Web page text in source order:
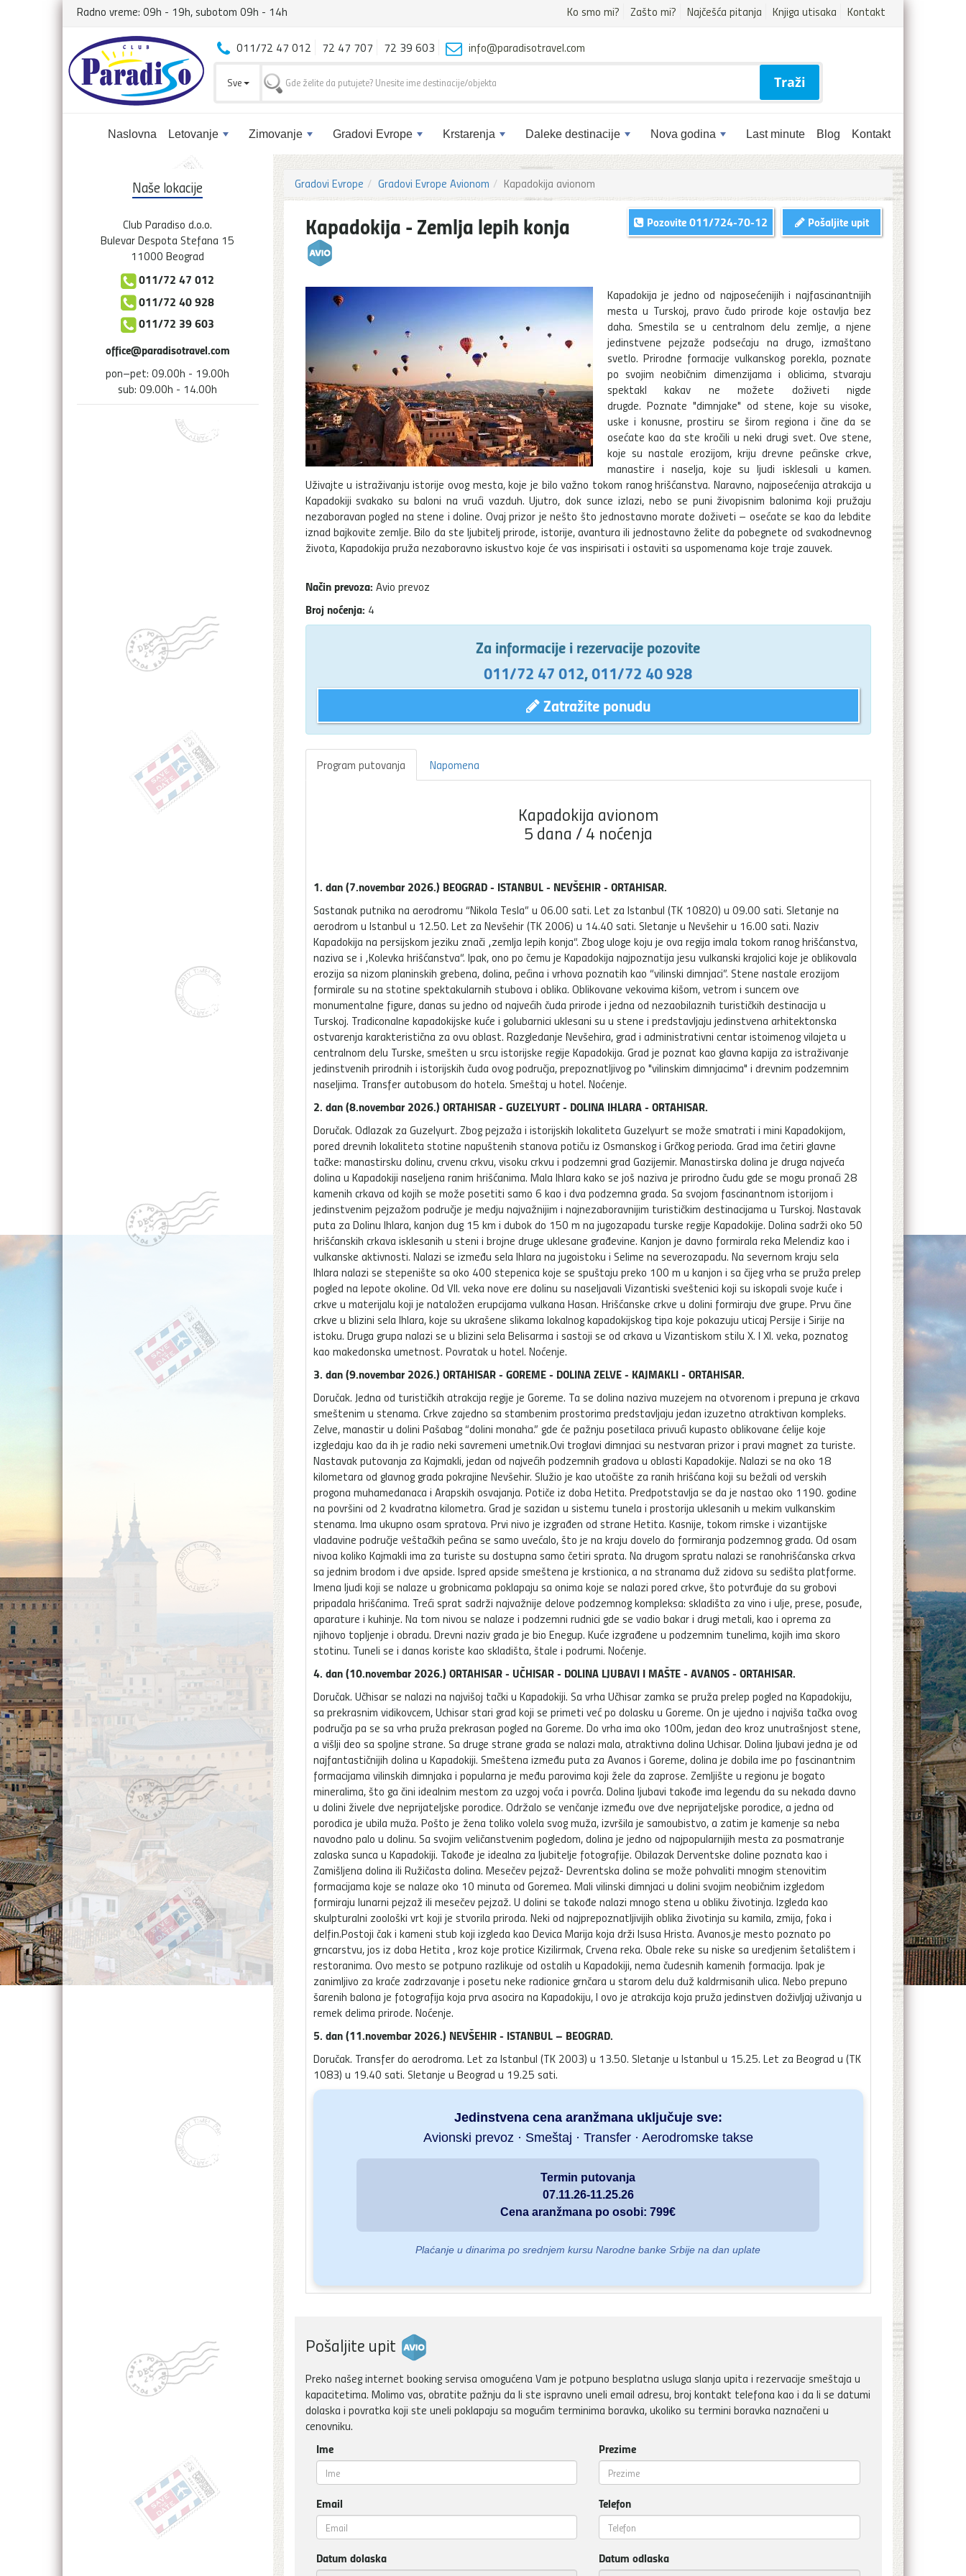
Radno vreme: 09h - 19h, subotom 09h - 14h Ko smo mi? Zašto mi? Najčešća pitanja Knjiga utisaka Kontakt
Naslovna Letovanje Zimovanje Gradovi Evrope Krstarenja Daleke destinacije Nova godina Last minute Blog Kontakt
011/72 47 012 72 47 707 72 39 603 info@paradisotravel.com
Sve Traži
Naše lokacije
Club Paradiso d.o.o.
Bulevar Despota Stefana 15
11000 Beograd
011/72 47 012
011/72 40 928
011/72 39 603
office@paradisotravel.com
pon–pet: 09.00h - 19.00h
sub: 09.00h - 14.00h
Gradovi Evrope Gradovi Evrope Avionom Kapadokija avionom
Kapadokija - Zemlja lepih konja Pošaljite upit
Pozovite011/724-70-12
Kapadokija je jedno od najposećenijih i najfascinantnijih
mesta u Turskoj, pravo čudo prirode koje ostavlja bez
daha. Smestila se u centralnom delu zemlje, a njene
jedinstvene pejzaže podsećaju na drugo, izmaštano
svetlo. Prirodne formacije vulkanskog porekla, poznate
po svojim neobičnim dimenzijama i oblicima, stvaraju
spektakl kakav ne možete doživeti nigde
drugde. Poznate "dimnjake" od stene, koje su visoke,
uske i konusne, prostiru se širom regiona i čine da se
osećate kao da ste kročili u neki drugi svet. Ove stene,
koje su nastale erozijom, kriju drevne pećinske crkve,
manastire i naselja, koje su ljudi isklesali u kamen.
Uživajte u istraživanju istorije ovog mesta, koje je bilo važno tokom ranog hrišćanstva. Naravno, najposećenija atrakcija u
Kapadokiji svakako su baloni na vrući vazduh. Ujutro, dok sunce izlazi, nebo se puni živopisnim balonima koji pružaju
nezaboravan pogled na stene i doline. Ovaj prizor je nešto što jednostavno morate doživeti – osećate se kao da lebdite
iznad bajkovite zemlje. Bilo da ste ljubitelj prirode, istorije, avantura ili jednostavno želite da pobegnete od svakodnevnog
života, Kapadokija pruža nezaboravno iskustvo koje će vas inspirisati i ostaviti sa uspomenama koje traje zauvek.
Način prevoza: Avio prevoz
Broj noćenja: 4
Za informacije i rezervacije pozovite
011/72 47 012,011/72 40 928
Zatražite ponudu
Program putovanja Napomena
Kapadokija avionom
5 dana / 4 noćenja
1. dan (7.novembar 2026.) BEOGRAD - ISTANBUL - NEVŠEHIR - ORTAHISAR.
Sastanak putnika na aerodromu “Nikola Tesla” u 06.00 sati. Let za Istanbul (TK 10820) u 09.00 sati. Sletanje na
aerodrom u Istanbul u 12.50. Let za Nevšehir (TK 2006) u 14.40 sati. Sletanje u Nevšehir u 16.00 sati. Naziv
Kapadokija na persijskom jeziku znači „zemlja lepih konja“. Zbog uloge koju je ova regija imala tokom ranog hrišćanstva,
naziva se i „Kolevka hrišćanstva“. Ipak, ono po čemu je Kapadokija najpoznatija jesu vulkanski krajolici koje je oblikovala
erozija sa nizom planinskih grebena, dolina, pećina i vrhova poznatih kao “vilinski dimnjaci”. Stene nastale erozijom
formirale su na stotine spektakularnih stubova i oblika. Oblikovane vekovima kišom, vetrom i suncem ove
monumentalne figure, danas su jedno od najvećih čuda prirode i jedna od nezaobilaznih turističkih destinacija u
Turskoj. Tradiconalne kapadokijske kuće i golubarnici uklesani su u stene i predstavljaju jedinstvena arhitektonska
ostvarenja karakteristična za ovu oblast. Razgledanje Nevšehira, grad i administrativni centar istoimenog vilajeta u
centralnom delu Turske, smešten u srcu istorijske regije Kapadokija. Grad je poznat kao glavna kapija za istraživanje
jedinstvenih prirodnih i istorijskih čuda ovog područja, prepoznatljivog po "vilinskim dimnjacima" i drevnim podzemnim
naseljima. Transfer autobusom do hotela. Smeštaj u hotel. Noćenje.
2. dan (8.novembar 2026.) ORTAHISAR - GUZELYURT - DOLINA IHLARA - ORTAHISAR.
Doručak. Odlazak za Guzelyurt. Zbog pejzaža i istorijskih lokaliteta Guzelyurt se može smatrati i mini Kapadokijom,
pored drevnih lokaliteta stotine napuštenih stanova potiču iz Osmanskog i Grčkog perioda. Grad ima četiri glavne
tačke: manastirsku dolinu, crvenu crkvu, visoku crkvu i podzemni grad Gazijemir. Manastirska dolina je druga najveća
dolina u Kapadokiji naseljena ranim hrišćanima. Mala Ihlara kako se još naziva je prirodno čudu gde se mogu pronaći 28
kamenih crkava od kojih se može posetiti samo 6 kao i dva podzemna grada. Sa svojom fascinantnom istorijom i
jedinstvenim pejzažom područje je medju najvažnijim i najnezaboravnijim turističkim destinacijama u Turskoj. Nastavak
puta za Dolinu Ihlara, kanjon dug 15 km i dubok do 150 m na jugozapadu turske regije Kapadokije. Dolina sadrži oko 50
hrišćanskih crkava isklesanih u steni i brojne druge uklesane građevine. Kanjon je davno formirala reka Melendiz kao i
vulkanske aktivnosti. Nalazi se između sela Ihlara na jugoistoku i Selime na severozapadu. Na severnom kraju sela
Ihlara nalazi se stepenište sa oko 400 stepenica koje se spuštaju preko 100 m u kanjon i sa čijeg vrha se pruža prelep
pogled na lepote okoline. Od VII. veka nove ere dolinu su naseljavali Vizantiski sveštenici koji su iskopali svoje kuće i
crkve u materijalu koji je nataložen erupcijama vulkana Hasan. Hrišćanske crkve u dolini formiraju dve grupe. Prvu čine
crkve u blizini sela Ihlara, koje su ukrašene slikama lokalnog kapadokijskog tipa koje pokazuju uticaj Persije i Sirije na
istoku. Druga grupa nalazi se u blizini sela Belisarma i sastoji se od crkava u Vizantiskom stilu X. I XI. veka, poznatog
kao makedonska umetnost. Povratak u hotel. Noćenje.
3. dan (9.novembar 2026.) ORTAHISAR - GOREME - DOLINA ZELVE - KAJMAKLI - ORTAHISAR.
Doručak. Jedna od turističkih atrakcija regije je Goreme. Ta se dolina naziva muzejem na otvorenom i prepuna je crkava
smeštenim u stenama. Crkve zajedno sa stambenim prostorima predstavljaju jedan izuzetno atraktivan kompleks.
Zelve, manastir u dolini Pašabag “dolini monaha.” gde će pažnju posetilaca privući kupasto oblikovane ćelije koje
izgledaju kao da ih je radio neki savremeni umetnik.Ovi troglavi dimnjaci su nestvaran prizor i pravi magnet za turiste.
Nastavak putovanja za Kajmakli, jedan od najvećih podzemnih gradova u oblasti Kapadokije. Nalazi se na oko 18
kilometara od glavnog grada pokrajine Nevšehir. Služio je kao utočište za ranih hrišćana koji su bežali od verskih
progona muhamedanaca i Arapskih osvajanja. Potiče iz doba Hetita. Predpotstavlja se da je nastao oko 1190. godine
na površini od 2 kvadratna kilometra. Grad je sazidan u sistemu tunela i prostorija uklesanih u mekim vulkanskim
stenama. Ima ukupno osam spratova. Prvi nivo je izgrađen od strane Hetita. Kasnije, tokom rimske i vizantijske
vladavine područje veštačkih pećina se samo uvećalo, što je na kraju dovelo do formiranja podzemnog grada. Od osam
nivoa koliko Kajmakli ima za turiste su dostupna samo četiri sprata. Na drugom spratu nalazi se ranohrišćanska crkva
sa jednim brodom i dve apside. Ispred apside smeštena je krstionica, a na stranama duž zidova su sedišta platforme.
Imena ljudi koji se nalaze u grobnicama poklapaju sa onima koje se nalazi pored crkve, što potvrđuje da su grobovi
pripadala hrišćanima. Treći sprat sadrži najvažnije delove podzemnog kompleksa: skladišta za vino i ulje, prese, posuđe,
aparature i kuhinje. Na tom nivou se nalaze i podzemni rudnici gde se vadio bakar i drugi metali, kao i oprema za
njihovo topljenje i obradu. Drevni naziv grada je bio Enegup. Kuće izgrađene u podzemnim tunelima, kojih ima skoro
stotinu. Tuneli se i danas koriste kao skladišta, štale i podrumi. Noćenje.
4. dan (10.novembar 2026.) ORTAHISAR - UČHISAR - DOLINA LJUBAVI I MAŠTE - AVANOS - ORTAHISAR.
Doručak. Učhisar se nalazi na najvišoj tački u Kapadokiji. Sa vrha Učhisar zamka se pruža prelep pogled na Kapadokiju,
sa prekrasnim vidikovcem, Uchisar stari grad koji se primeti već po dolasku u Goreme. On je ujedno i najviša tačka ovog
područja pa se sa vrha pruža prekrasan pogled na Goreme. Do vrha ima oko 100m, jedan deo kroz unutrašnjost stene,
a višlji deo sa spoljne strane. Sa druge strane grada se nalazi mala, atraktivna dolina Uchisar. Dolina ljubavi jedna je od
najfantastičnijih dolina u Kapadokiji. Smeštena između puta za Avanos i Goreme, dolina je dobila ime po fascinantnim
formacijama vilinskih dimnjaka i popularna je među parovima koji žele da zaprose. Zemljište u regionu je bogato
mineralima, što ga čini idealnim mestom za uzgoj voća i povrća. Dolina ljubavi takođe ima legendu da su nekada davno
u dolini živele dve neprijateljske porodice. Održalo se venčanje između ove dve neprijateljske porodice, a jedna od
porodica je ubila muža. Pošto je žena toliko volela svog muža, izvršila je samoubistvo, a zatim je kamenje sa neba
navodno palo u dolinu. Sa svojim veličanstvenim pogledom, dolina je jedno od najpopularnijih mesta za posmatranje
zalaska sunca u Kapadokiji. Takođe je idealna za ljubitelje fotografije. Obilazak Derventske doline poznata kao i
Zamišljena dolina ili Ružičasta dolina. Mesečev pejzaž- Devrentska dolina se može pohvaliti mnogim stenovitim
formacijama koje se nalaze oko 10 minuta od Goremea. Mali vilinski dimnjaci u dolini svojim neobičnim izgledom
formiraju lunarni pejzaž ili mesečev pejzaž. U dolini se takođe nalazi mnogo stena u obliku životinja. Izgleda kao
skulpturalni zoološki vrt koji je stvorila priroda. Neki od najprepoznatljivijih oblika životinja su kamila, zmija, foka i
delfin.Postoji čak i kameni stub koji izgleda kao Devica Marija koja drži Isusa Hrista. Avanos,je mesto poznato po
grncarstvu, jos iz doba Hetita , kroz koje protice Kizilirmak, Crvena reka. Obale reke su niske sa uredjenim šetalištem i
restoranima. Ovo mesto se potpuno razlikuje od ostalih u Kapadokiji, nema čudesnih kamenih formacija. Ipak je
zanimljivo za kraće zadrzavanje i posetu neke radionice grnčara u starom delu duž kaldrmisanih ulica. Nebo prepuno
šarenih balona je fotografija koja prva asocira na Kapadokiju, I ovo je atrakcija koja pruža jedinstven doživljaj uživanja u
remek delima prirode. Noćenje.
5. dan (11.novembar 2026.) NEVŠEHIR - ISTANBUL – BEOGRAD.
Doručak. Transfer do aerodroma. Let za Istanbul (TK 2003) u 13.50. Sletanje u Istanbul u 15.25. Let za Beograd u (TK
1083) u 19.40 sati. Sletanje u Beograd u 19.25 sati.
Jedinstvena cena aranžmana uključuje sve:
Avionski prevoz · Smeštaj · Transfer · Aerodromske takse
Termin putovanja
07.11.26-11.25.26
Cena aranžmana po osobi: 799€
Plaćanje u dinarima po srednjem kursu Narodne banke Srbije na dan uplate
Pošaljite upit
Preko našeg internet booking servisa omogućena Vam je potpuno besplatna usluga slanja upita i rezervacije smeštaja u
kapacitetima. Molimo vas, obratite pažnju da li ste ispravno uneli email adresu, broj kontakt telefona kao i da li se datumi
dolaska i povratka koji ste uneli poklapaju sa mogućim terminima boravka, ukoliko su termini boravka naznačeni u
cenovniku.
Ime Prezime
Email Telefon
Datum dolaska Datum odlaska